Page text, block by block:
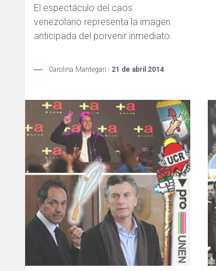
El espectáculo del caos
venezolano representa la imagen
anticipada del porvenir inmediato.
Carolina Mantegari - 21 de abril 2014